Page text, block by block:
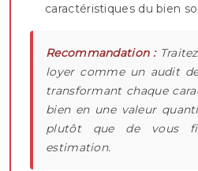
caractéristiques du bien
Recommandation :
loyer comme un audit
transformant chaque
bien en une valeur
plutôt que de vous
estimation.